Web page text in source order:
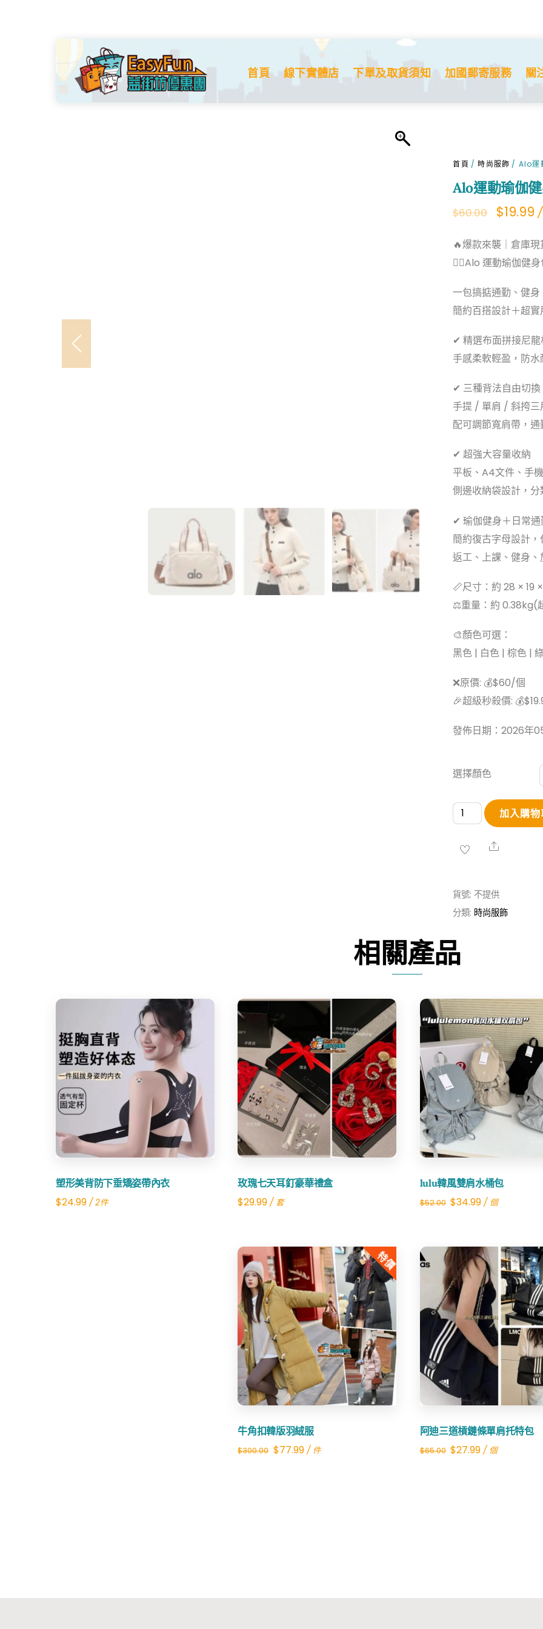
首頁 線下實體店 下單及取貨須知 加國郵寄服務 關
首頁 / 時尚服飾 / Alo運
Alo運動瑜伽
$60.00
was:
$60.00.
$19.99
🔥爆款來襲｜倉庫現
🧘‍♀️Alo 運動瑜伽健
一包搞掂通勤、健
簡約百搭設計＋超
✔ 精選布面拼接尼
手感柔軟輕盈，防
✔ 三種背法自由切換
手提 / 單肩 / 斜挎三
配可調節寬肩帶，
✔ 超強大容量收納
平板、A4文件、手
側邊收納袋設計，
✔ 瑜伽健身＋日常
簡約復古字母設計
返工、上課、健身
📏尺寸：約 28 × 19
⚖️重量：約 0.38kg(
🎨顏色可選：
黑色 | 白色 | 棕色 |
❌原價: 💰$60/個
🎉超級秒殺價:
發佈日期：2026年
選擇顏色
Alo
運
動
健
身
包
數
加入購
Share
貨號: 不提供
分類: 時尚服飾
相關產品
塑形美背防下垂矯姿帶內衣
$24.99 / 2件
玫瑰七天耳釘豪華禮盒
$29.99 / 套
Share
lulu韓風雙肩水桶包
$52.00 Original
$52.00.
$34.99Current
$34.99.
/ 個
Share
特價
牛角扣韓版羽絨服
$300.00 Original
$77.99Current
/ 件
Share
阿迪三道槓鏈條單肩托特包
$65.00 Original
$27.99Current
/ 個
Share